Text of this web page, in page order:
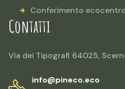
Conferimento ecocentro
Contatti
Via dei Tipografi 64025,
info@pineco.eco